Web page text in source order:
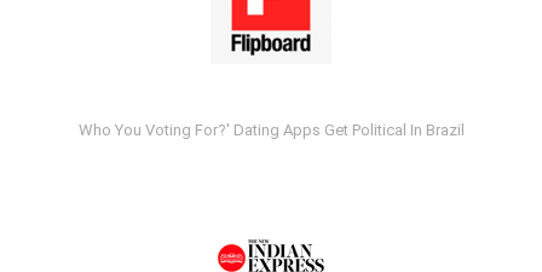
Who You Voting For?' Dating Apps Get Political In Brazil